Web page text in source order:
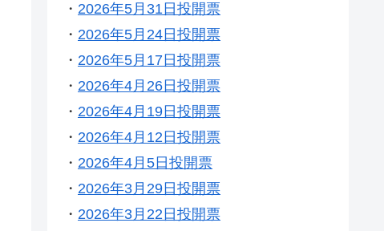
・ 2026年5月31日投開票
・ 2026年5月24日投開票
・ 2026年5月17日投開票
・ 2026年4月26日投開票
・ 2026年4月19日投開票
・ 2026年4月12日投開票
・ 2026年4月5日投開票
・ 2026年3月29日投開票
・ 2026年3月22日投開票